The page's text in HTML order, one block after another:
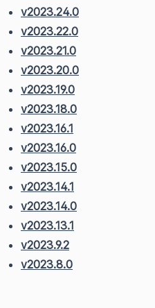
v2023.24.0
v2023.22.0
v2023.21.0
v2023.20.0
v2023.19.0
v2023.18.0
v2023.16.1
v2023.16.0
v2023.15.0
v2023.14.1
v2023.14.0
v2023.13.1
v2023.9.2
v2023.8.0